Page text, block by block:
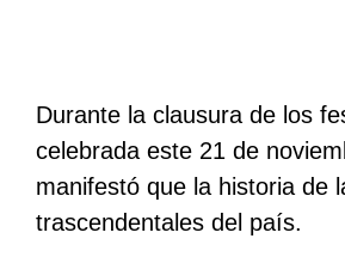
Durante la clausura de los
celebrada este 21 de
manifestó que la historia de
trascendentales del país.